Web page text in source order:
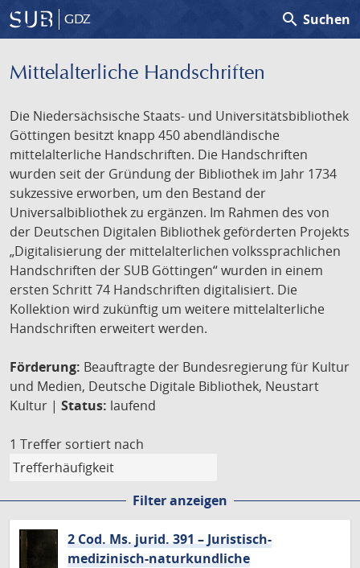
GDZ search Suchen
Mittelalterliche Handschriften
Die Niedersächsische Staats- und Universitätsbibliothek
Göttingen besitzt knapp 450 abendländische
mittelalterliche Handschriften. Die Handschriften
wurden seit der Gründung der Bibliothek im Jahr 1734
sukzessive erworben, um den Bestand der
Universalbibliothek zu ergänzen. Im Rahmen des von
der Deutschen Digitalen Bibliothek geförderten Projekts
„Digitalisierung der mittelalterlichen volkssprachlichen
Handschriften der SUB Göttingen“ wurden in einem
ersten Schritt 74 Handschriften digitalisiert. Die
Kollektion wird zukünftig um weitere mittelalterliche
Handschriften erweitert werden.
Förderung: Beauftragte der Bundesregierung für Kultur
und Medien, Deutsche Digitale Bibliothek, Neustart
Kultur | Status: laufend
1 Treffer sortiert nach
Filter anzeigen
2 Cod. Ms. jurid. 391 – Juristisch-
medizinisch-naturkundliche